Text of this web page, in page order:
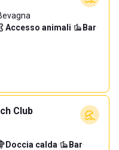
Accesso animali· Bar·
Club
Doccia calda· Bar·